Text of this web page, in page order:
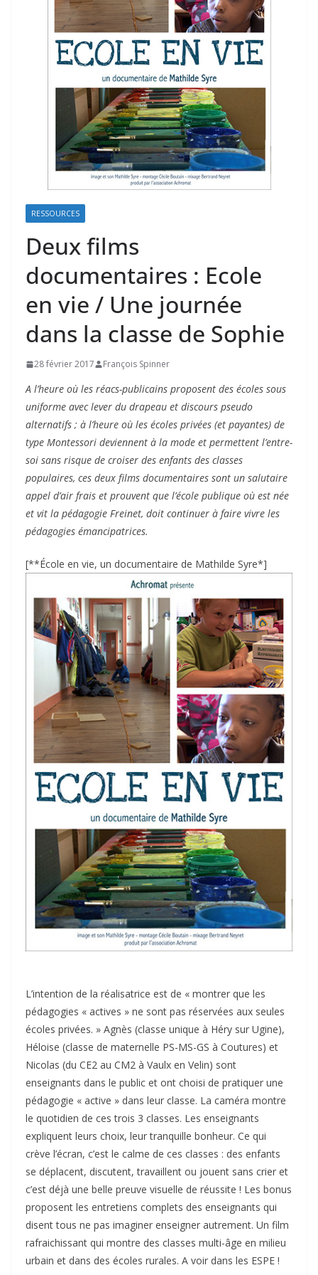
RESSOURCES
Deux films
documentaires : Ecole
en vie / Une journée
dans la classe de Sophie
28 février 2017 François Spinner
A l’heure où les réacs-publicains proposent des écoles sous
uniforme avec lever du drapeau et discours pseudo
alternatifs ; à l’heure où les écoles privées (et payantes) de
type Montessori deviennent à la mode et permettent l’entre-
soi sans risque de croiser des enfants des classes
populaires, ces deux films documentaires sont un salutaire
appel d’air frais et prouvent que l’école publique où est née
et vit la pédagogie Freinet, doit continuer à faire vivre les
pédagogies émancipatrices.
[**École en vie, un documentaire de Mathilde Syre*]
L’intention de la réalisatrice est de « montrer que les
pédagogies « actives » ne sont pas réservées aux seules
écoles privées. » Agnès (classe unique à Héry sur Ugine),
Héloise (classe de maternelle PS-MS-GS à Coutures) et
Nicolas (du CE2 au CM2 à Vaulx en Velin) sont
enseignants dans le public et ont choisi de pratiquer une
pédagogie « active » dans leur classe. La caméra montre
le quotidien de ces trois 3 classes. Les enseignants
expliquent leurs choix, leur tranquille bonheur. Ce qui
crève l’écran, c’est le calme de ces classes : des enfants
se déplacent, discutent, travaillent ou jouent sans crier et
c’est déjà une belle preuve visuelle de réussite ! Les bonus
proposent les entretiens complets des enseignants qui
disent tous ne pas imaginer enseigner autrement. Un film
rafraichissant qui montre des classes multi-âge en milieu
urbain et dans des écoles rurales. A voir dans les ESPE !